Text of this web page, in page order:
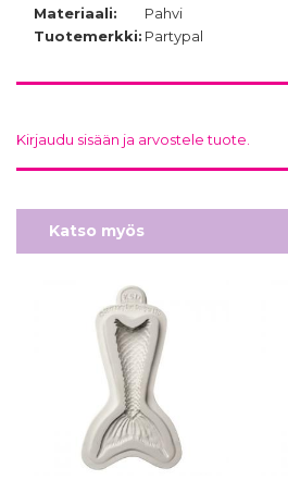
Materiaali:
Pahvi
Tuotemerkki: Partypal
Kirjaudu sisään ja arvostele tuote.
Katso myös